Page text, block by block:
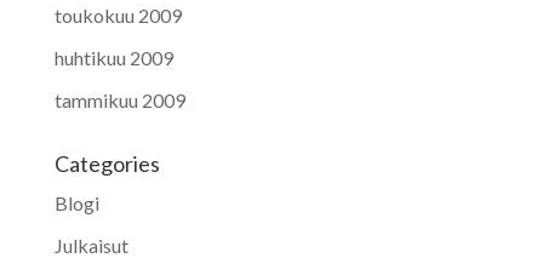
toukokuu 2009
huhtikuu 2009
tammikuu 2009
Categories
Blogi
Julkaisut